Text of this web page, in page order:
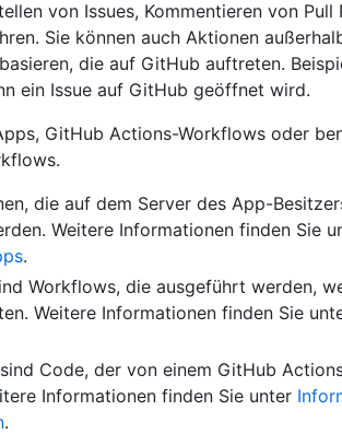
von Issues, Kommentieren von Pull
Sie können auch Aktionen
die auf GitHub auftreten.
ein Issue auf GitHub geöffnet wird.
GitHub Actions-Workflows oder
die auf dem Server des App-
Weitere Informationen finden Sie
.
Workflows, die ausgeführt werden,
Weitere Informationen finden Sie
Code, der von einem GitHub
Informationen finden Sie unter
.